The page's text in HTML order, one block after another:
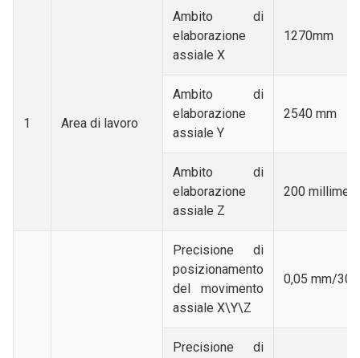
1 Area di lavoro
Ambito di
elaborazione
assiale X
1270mm
Ambito di
elaborazione
assiale Y
2540 mm
Ambito di
elaborazione
assiale Z
200 millimetri
Precisione di
posizionamento
del movimento
assiale X\Y\Z
0,05 mm/300
Precisione di